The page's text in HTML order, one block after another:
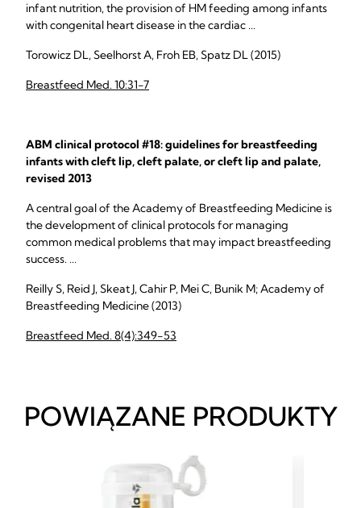
infant nutrition, the provision of HM feeding among infants
with congenital heart disease in the cardiac ...
Torowicz DL, Seelhorst A, Froh EB, Spatz DL (2015)
Breastfeed Med. 10:31-7
ABM clinical protocol #18: guidelines for breastfeeding
infants with cleft lip, cleft palate, or cleft lip and palate,
revised 2013
A central goal of the Academy of Breastfeeding Medicine is
the development of clinical protocols for managing
common medical problems that may impact breastfeeding
success. ...
Reilly S, Reid J, Skeat J, Cahir P, Mei C, Bunik M; Academy of
Breastfeeding Medicine (2013)
Breastfeed Med. 8(4):349-53
POWIĄZANE PRODUKTY